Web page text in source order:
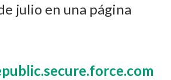
julio en una página